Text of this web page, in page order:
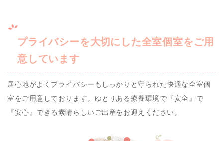
プライバシーを大切にした全室個室をご用
意しています
居心地がよくプライバシーもしっかりと守られた快適な全室個
室をご用意しております。ゆとりある療養環境で『安全』で
『安心』できる素晴らしいご出産をお迎えください。